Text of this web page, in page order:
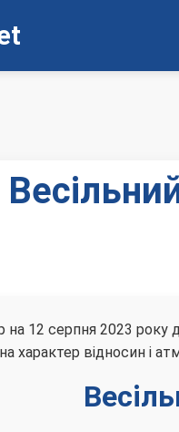
на 12 серпня 2023 року
характер відносин і